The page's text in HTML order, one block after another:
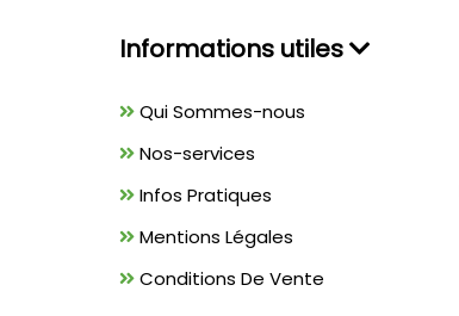
Informations utiles
Qui Sommes-nous
Nos-services
Infos Pratiques
Mentions Légales
Conditions De Vente